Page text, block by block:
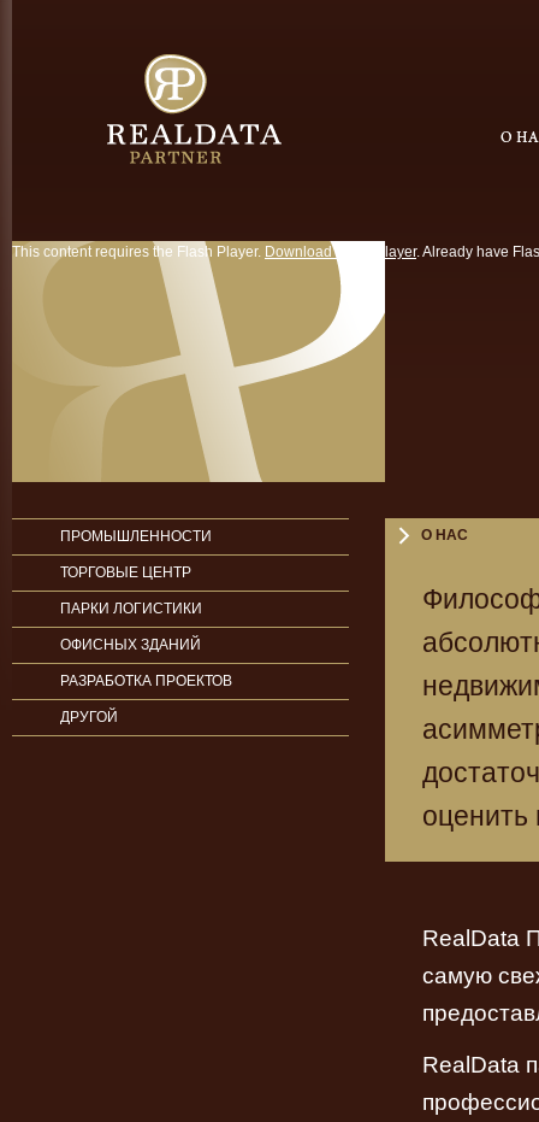
This content requires the Flash Player. Download Flash Player. Already have
ПРОМЫШЛЕННОСТИ
ТОРГОВЫЕ ЦЕНТР
ПАРКИ ЛОГИСТИКИ
ОФИСНЫХ ЗДАНИЙ
РАЗРАБОТКА ПРОЕКТОВ
ДРУГОЙ
О НАС
оценить
RealData
самую
RealData